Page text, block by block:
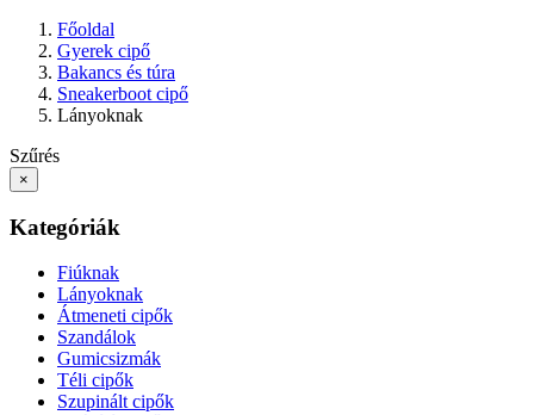
Főoldal
Gyerek cipő
Bakancs és túra
Sneakerboot cipő
Lányoknak
Szűrés
×
Kategóriák
Fiúknak
Lányoknak
Átmeneti cipők
Szandálok
Gumicsizmák
Téli cipők
Szupinált cipők